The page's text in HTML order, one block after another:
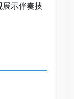
展示伴奏技